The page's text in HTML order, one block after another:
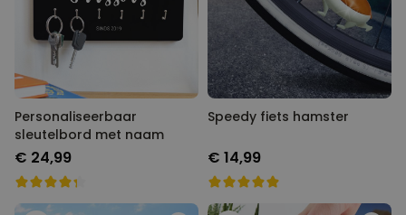
Personaliseerbaar
sleutelbord met naam
€ 24,99
Speedy fiets hamster
€ 14,99